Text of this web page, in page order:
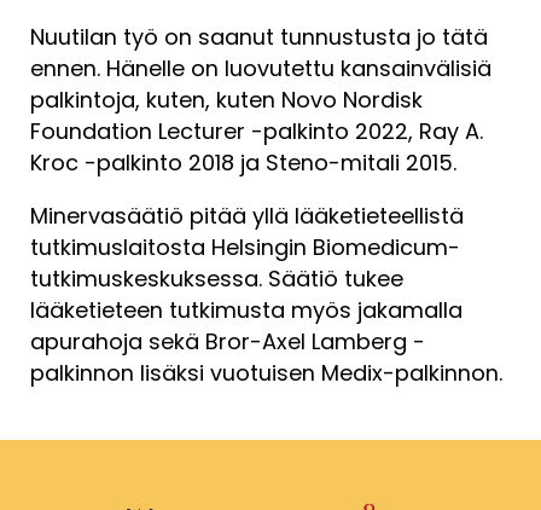
Nuutilan työ on saanut tunnustusta jo tätä
ennen. Hänelle on luovutettu kansainvälisiä
palkintoja, kuten, kuten Novo Nordisk
Foundation Lecturer -palkinto 2022, Ray A.
Kroc -palkinto 2018 ja Steno-mitali 2015.
Minervasäätiö pitää yllä lääketieteellistä
tutkimuslaitosta Helsingin Biomedicum-
tutkimuskeskuksessa. Säätiö tukee
lääketieteen tutkimusta myös jakamalla
apurahoja sekä Bror-Axel Lamberg -
palkinnon lisäksi vuotuisen Medix-palkinnon.